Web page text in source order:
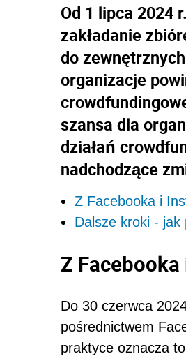
Od 1 lipca 2024
zakładanie
do
organizacje
szansa dla
działań
nadchodzące
Z Facebooka i
Dalsze kroki -
Z
Do 30 czerwca
pośrednictwem
praktyce oznacza